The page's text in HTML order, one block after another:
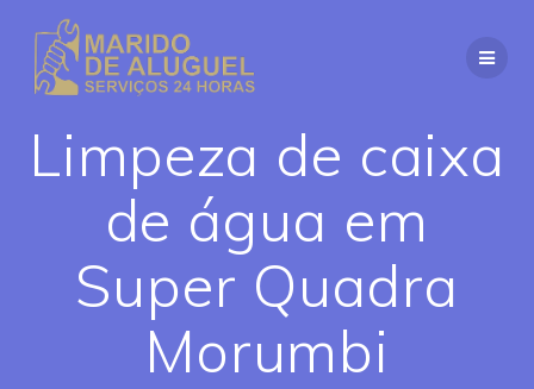
Limpeza de caixa
de água em
Super Quadra
Morumbi